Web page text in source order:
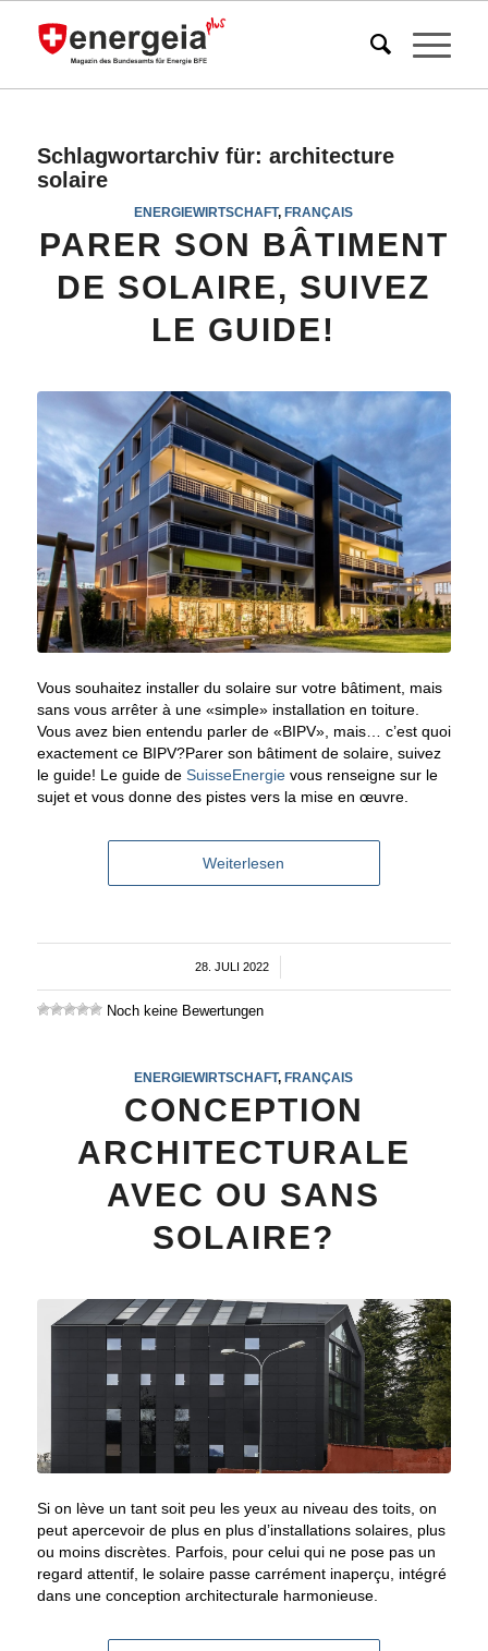
Schlagwortarchiv für: architecture
solaire
ENERGIEWIRTSCHAFT,FRANÇAIS
PARER SON BÂTIMENT
DE SOLAIRE, SUIVEZ
LE GUIDE!
Vous souhaitez installer du solaire sur votre bâtiment, mais
sans vous arrêter à une «simple» installation en toiture.
Vous avez bien entendu parler de «BIPV», mais… c’est quoi
exactement ce BIPV?Parer son bâtiment de solaire, suivez
le guide! Le guide de SuisseEnergievous renseigne sur le
sujet et vous donne des pistes vers la mise en œuvre.
Weiterlesen
28. JULI 2022
Noch keine Bewertungen
ENERGIEWIRTSCHAFT,FRANÇAIS
CONCEPTION
ARCHITECTURALE
AVEC OU SANS
SOLAIRE?
Si on lève un tant soit peu les yeux au niveau des toits, on
peut apercevoir de plus en plus d’installations solaires, plus
ou moins discrètes. Parfois, pour celui qui ne pose pas un
regard attentif, le solaire passe carrément inaperçu, intégré
dans une conception architecturale harmonieuse.